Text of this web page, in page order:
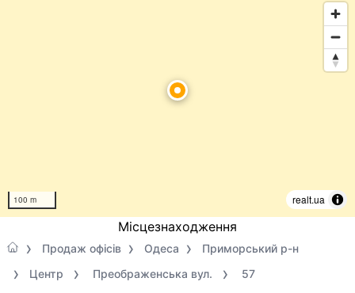
100 m realt.ua
Місцезнаходження
Продаж офісів Одеса
Приморський р-н
Центр
Преображенська вул. 57